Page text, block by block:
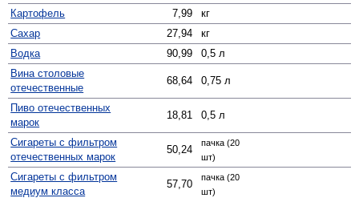
Картофель
7,99
кг
Сахар
27,94
кг
Водка
90,99
0,5 л
Вина столовые
отечественные
68,64 0,75 л
Пиво отечественных
марок
18,81 0,5 л
Сигареты с фильтром
отечественных марок
50,24
пачка (20
шт)
Сигареты с фильтром
медиум класса
57,70
пачка (20
шт)